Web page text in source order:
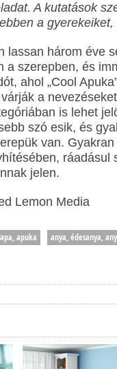
A kutatások
a gyerekeiket,
lassan három éve
a szerepben, és
ahol „Cool
a
is lehet
szó esik, és
van.
jelen.
Lemon Media
apa, apuka anya, édesanya,